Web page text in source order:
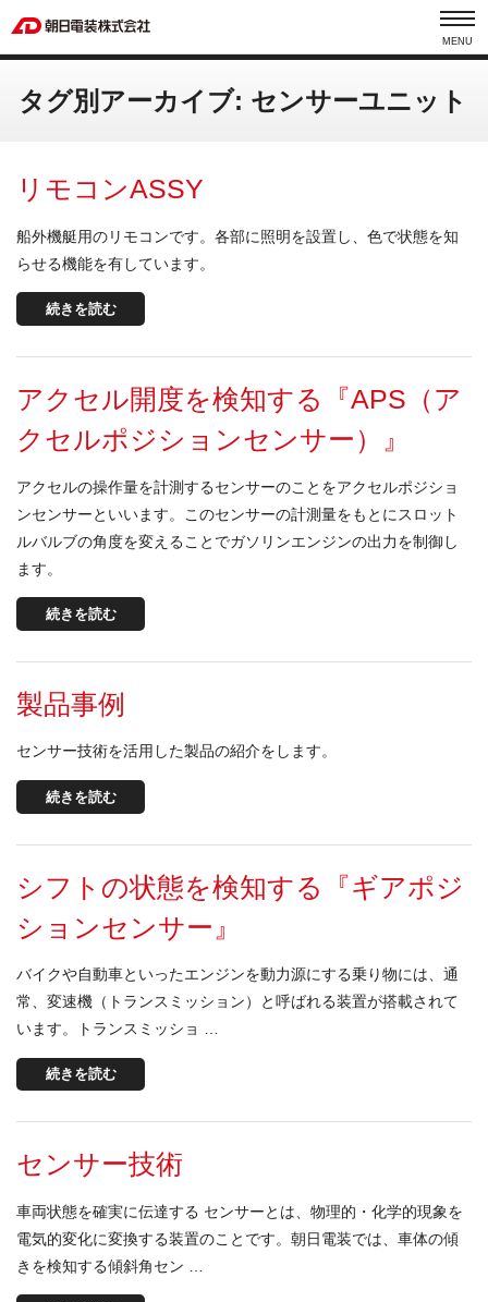
MENU
タグ別アーカイブ: センサーユニット
リモコンASSY
船外機艇用のリモコンです。各部に照明を設置し、色で状態を知
らせる機能を有しています。
続きを読む
アクセル開度を検知する『APS（ア
クセルポジションセンサー）』
アクセルの操作量を計測するセンサーのことをアクセルポジショ
ンセンサーといいます。このセンサーの計測量をもとにスロット
ルバルブの角度を変えることでガソリンエンジンの出力を制御し
ます。
続きを読む
製品事例
センサー技術を活用した製品の紹介をします。
続きを読む
シフトの状態を検知する『ギアポジ
ションセンサー』
バイクや自動車といったエンジンを動力源にする乗り物には、通
常、変速機（トランスミッション）と呼ばれる装置が搭載されて
います。トランスミッショ …
続きを読む
センサー技術
車両状態を確実に伝達する センサーとは、物理的・化学的現象を
電気的変化に変換する装置のことです。朝日電装では、車体の傾
きを検知する傾斜角セン …